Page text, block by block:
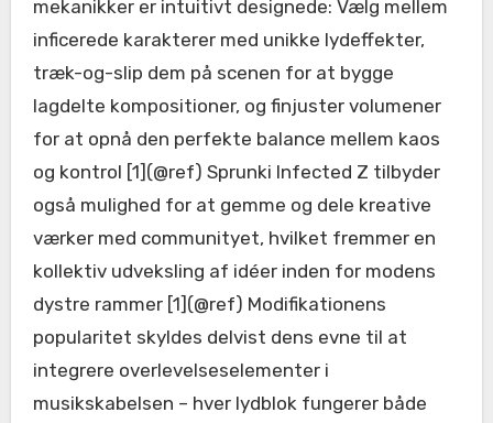
mekanikker er intuitivt designede: Vælg mellem
inficerede karakterer med unikke lydeffekter,
træk-og-slip dem på scenen for at bygge
lagdelte kompositioner, og finjuster volumener
for at opnå den perfekte balance mellem kaos
og kontrol [1](@ref) Sprunki Infected Z tilbyder
også mulighed for at gemme og dele kreative
værker med communityet, hvilket fremmer en
kollektiv udveksling af idéer inden for modens
dystre rammer [1](@ref) Modifikationens
popularitet skyldes delvist dens evne til at
integrere overlevelseselementer i
musikskabelsen – hver lydblok fungerer både